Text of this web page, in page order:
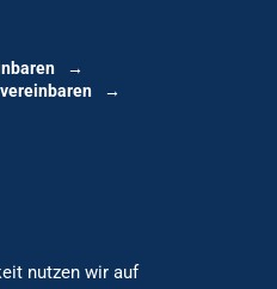
nutzen wir auf